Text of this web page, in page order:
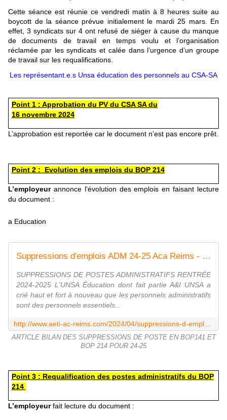
Cette séance est réunie ce vendredi matin à 8 heures suite au
boycott de la séance prévue initialement le mardi 25 mars. En
effet, 3 syndicats sur 4 ont refusé de siéger à cause du manque
de documents de travail en temps voulu et l’organisation
réclamée par les syndicats et calée dans l’urgence d’un groupe
de travail sur les requalifications.
Les représentant.e.s Unsa éducation des personnels au CSA-SA
Point 1 : Approbation du PV du CSA SA du
16 novembre 2024
L’approbation est reportée car le document n’est pas encore prêt.
Point 2 : Evolution des emplois du BOP 214
L’employeur annonce l'évolution des emplois en faisant lecture
du document :
a Education
Suppressions d'emplois ADM 24-25 Aca Reims - Syndicat AetI-UNSA Académie Reims
SUPPRESSIONS DE POSTES ADMINISTRATIFS RENTRÉE
2024-2025 L'UNSA Éducation dont fait partie A&I UNSA a
crié haut et fort à nouveau que les personnels administratifs
sont des personnels essentiels...
ARTICLE BILAN DES SUPPRESSIONS DE POSTE EN BOP141 ET
BOP 214 POUR 24-25
Point 3 : Requalification des postes administratifs du BOP
214
L’employeurfait lecture du document :